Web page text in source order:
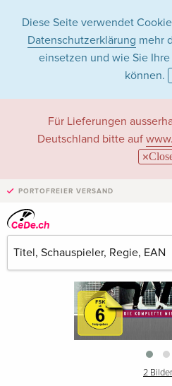
Diese Seite verwendet
Datenschutzerklärung mehr
einsetzen und wie Sie
können.
Für Lieferungen
Deutschland bitte auf
PORTOFREIER VERSAND
2 Bilder